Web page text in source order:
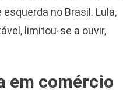
no Brasil. Lula,
limitou-se a ouvir,
em comércio